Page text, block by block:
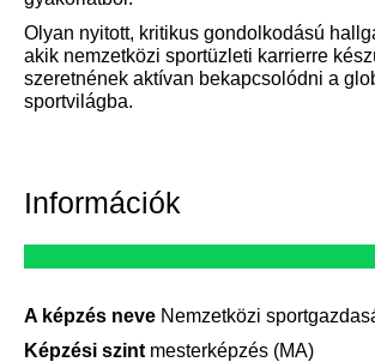
Olyan nyitott, kritikus gondolkodású
akik nemzetközi sportüzleti karrierre
szeretnének aktívan bekapcsolódni a
sportvilágba.
Információk
A képzés neve Nemzetközi
Képzési szint mesterképzés (MA)